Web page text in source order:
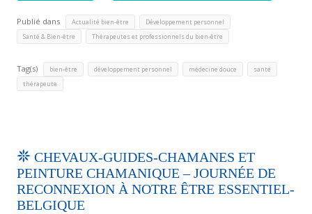
Publié dans Actualité bien-être Développement personnel
Santé & Bien-être Thérapeutes et professionnels du bien-être
Tag(s) bien-être développement personnel médecine douce santé
thérapeute
CHEVAUX-GUIDES-CHAMANES ET
PEINTURE CHAMANIQUE – JOURNÉE DE
RECONNEXION À NOTRE ÊTRE ESSENTIEL-
BELGIQUE